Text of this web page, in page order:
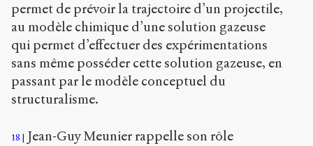
permet de prévoir la trajectoire d’un projectile,
au modèle chimique d’une solution gazeuse
qui permet d’effectuer des expérimentations
sans même posséder cette solution gazeuse, en
passant par le modèle conceptuel du
structuralisme.
18
Jean-Guy Meunier rappelle son rôle